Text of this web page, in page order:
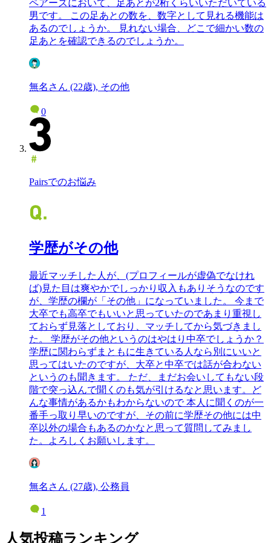
ペアーズにおいて、足あとが2桁くらいいただいている
男です。 この足あとの数を、数字として見れる機能は
あるのでしょうか。 見れない場合、どこで細かい数の
足あとを確認できるのでしょうか。
無名さん (22歳), その他
0
Pairsでのお悩み
学歴がその他
最近マッチした人が、(プロフィールが虚偽でなけれ
ば)見た目は爽やかでしっかり収入もありそうなのです
が、学歴の欄が「その他」になっていました。 今まで
大卒でも高卒でもいいと思っていたのであまり重視し
ておらず見落としており、マッチしてから気づきまし
た。 学歴がその他というのはやはり中卒でしょうか？
学歴に関わらずまともに生きている人なら別にいいと
思ってはいたのですが、大卒と中卒では話が合わない
というのも聞きます。 ただ、まだお会いしてもない段
階で突っ込んで聞くのも気が引けるなと思います。ど
んな事情があるかもわからないので 本人に聞くのが一
番手っ取り早いのですが、その前に学歴その他には中
卒以外の場合もあるのかなと思って質問してみまし
た。よろしくお願いします。
無名さん (27歳), 公務員
1
人気投稿ランキング